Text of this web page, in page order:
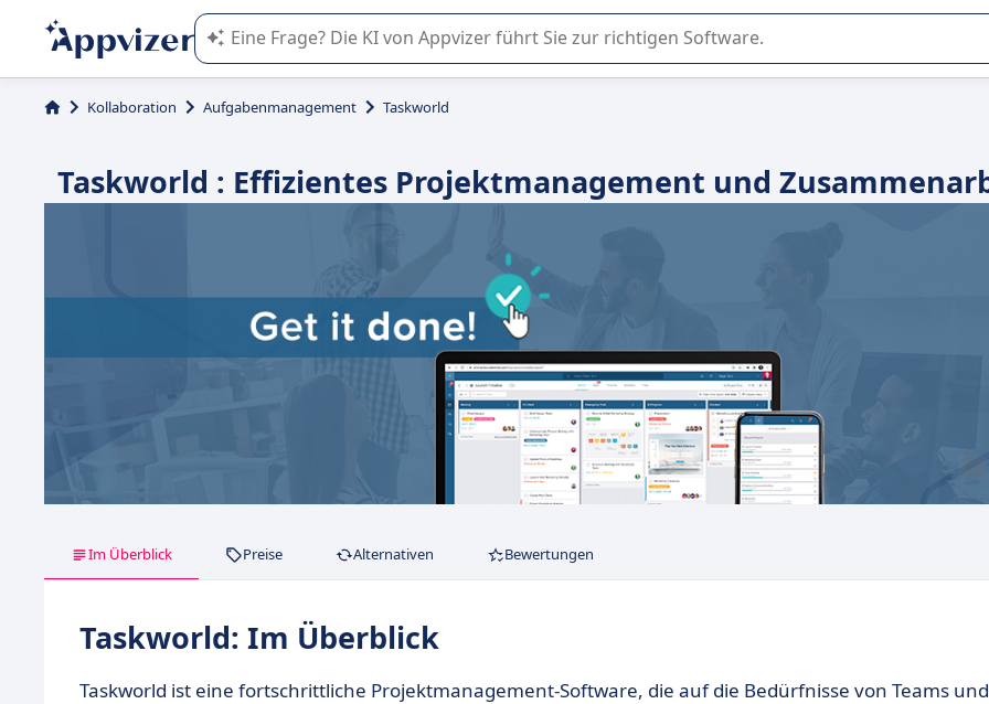
Die KI von Appvizer führt Sie bei der Nutzung oder Auswahl von SaaS-Software in Unternehmen.
Kollaboration Aufgabenmanagement Taskworld
Taskworld : Effizientes Projektmanagement und
Im Überblick Preise Alternativen Bewertungen
Taskworld: Im Überblick
Taskworld ist eine fortschrittliche Projektmanagement-Software, die auf die Bedürfnisse von Teams und